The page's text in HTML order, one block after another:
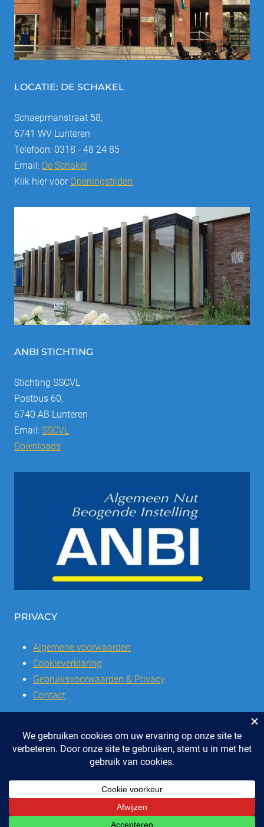
LOCATIE: DE SCHAKEL
Schaepmanstraat 58,
6741 WV Lunteren
Telefoon: 0318 - 48 24 85
Email: De Schakel
Klik hier voor Openingstijden
ANBI STICHTING
Stichting SSCVL
Postbus 60,
6740 AB Lunteren
Email: SSCVL
Downloads
PRIVACY
Algemene voorwaarden
Cookieverklaring
Gebruiksvoorwaarden & Privacy
Contact
© 2026 | Stichting SSCVL | Dorpshuis Het Westhoffhuis: Dorpsstraat
Telefoon: 0318 - 48 2992 | KvK nr: 41047051 | Bank: IBAN: NL47 RABO
0337504016
ONTWERP & REALISATIE EYE-GRAPHICS, OTTERLO